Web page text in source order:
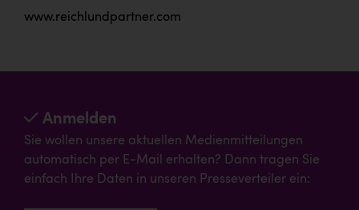
www.reichlundpartner.com
Anmelden
Sie wollen unsere aktuellen Medienmitteilungen
automatisch per E-Mail erhalten? Dann tragen Sie
einfach Ihre Daten in unseren Presseverteiler ein: